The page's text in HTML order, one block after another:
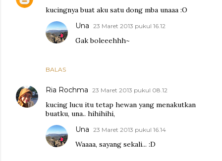
kucingnya buat aku satu dong mba unaaa :O
BALAS
Una 23 Maret 2013 pukul 16.12
Gak boleeehhh~
Ria Rochma 23 Maret 2013 pukul 08.12
kucing lucu itu tetap hewan yang menakutkan
buatku, una.. hihihihi,
Una 23 Maret 2013 pukul 16.14
Waaaa, sayang sekali... :D